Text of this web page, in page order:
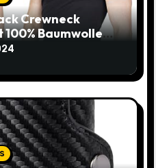
Crewneck
Baumwolle
36,19€!